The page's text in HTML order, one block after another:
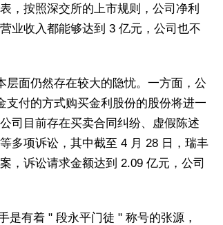
，按照深交所的上市规则，公司净利
业收入都能够达到 3 亿元，公司也不
面仍然存在较大的隐忧。一方面，公
支付的方式购买金利股份的股份将进一
司目前存在买卖合同纠纷、虚假陈述
多项诉讼，其中截至 4 月 28 日，瑞丰
，诉讼请求金额达到 2.09 亿元，公司
是有着 " 段永平门徒 " 称号的张源，